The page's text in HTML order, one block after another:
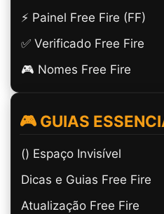
⚡ Painel Free Fire (FF)
✅ Verificado Free Fire
🎮 Nomes Free Fire
🎮 GUIAS
(ㅤ) Espaço Invisível
Dicas e Guias Free Fire
Atualização Free Fire